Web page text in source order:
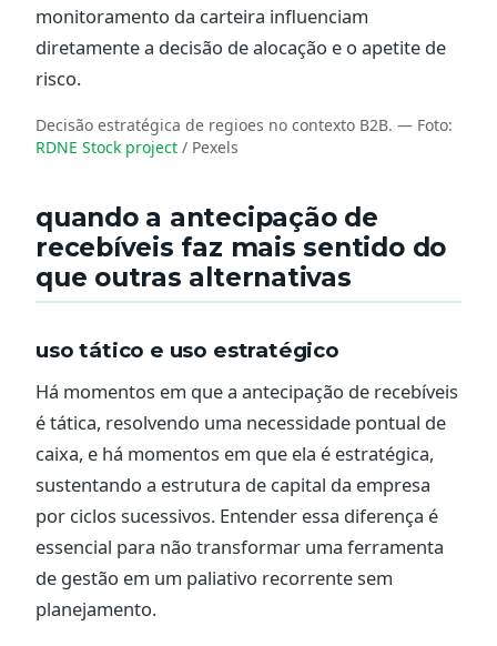
monitoramento da carteira influenciam
diretamente a decisão de alocação e o apetite de
risco.
Decisão estratégica de regioes no contexto B2B. — Foto:
RDNE Stock project / Pexels
quando a antecipação de
recebíveis faz mais sentido do
que outras alternativas
uso tático e uso estratégico
Há momentos em que a antecipação de recebíveis
é tática, resolvendo uma necessidade pontual de
caixa, e há momentos em que ela é estratégica,
sustentando a estrutura de capital da empresa
por ciclos sucessivos. Entender essa diferença é
essencial para não transformar uma ferramenta
de gestão em um paliativo recorrente sem
planejamento.